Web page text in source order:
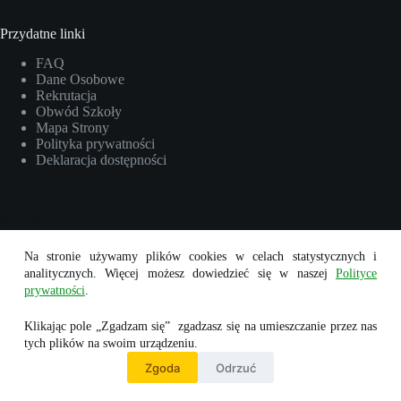
Na stronie używamy plików cookies w celach statystycznych i
analitycznych. Więcej możesz dowiedzieć się w naszejPolityce
prywatności.
Klikając pole „Zgadzam się” zgadzasz się na umieszczanie przez nas
tych plików na swoim urządzeniu.
Zgoda Odrzuć
Przydatne linki
FAQ
Dane Osobowe
Rekrutacja
Obwód Szkoły
Mapa Strony
Polityka prywatności
Deklaracja dostępności
Adres:
Zamienie, ul. Waniliowa 7
22 112 43 49
sekretariat@spwz.edu.pl